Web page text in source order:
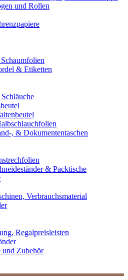
und Rollen
& Etiketten
, & Dokumententaschen
& Packtische
Verbrauchsmaterial
Regalpreisleisten
und Zubehör